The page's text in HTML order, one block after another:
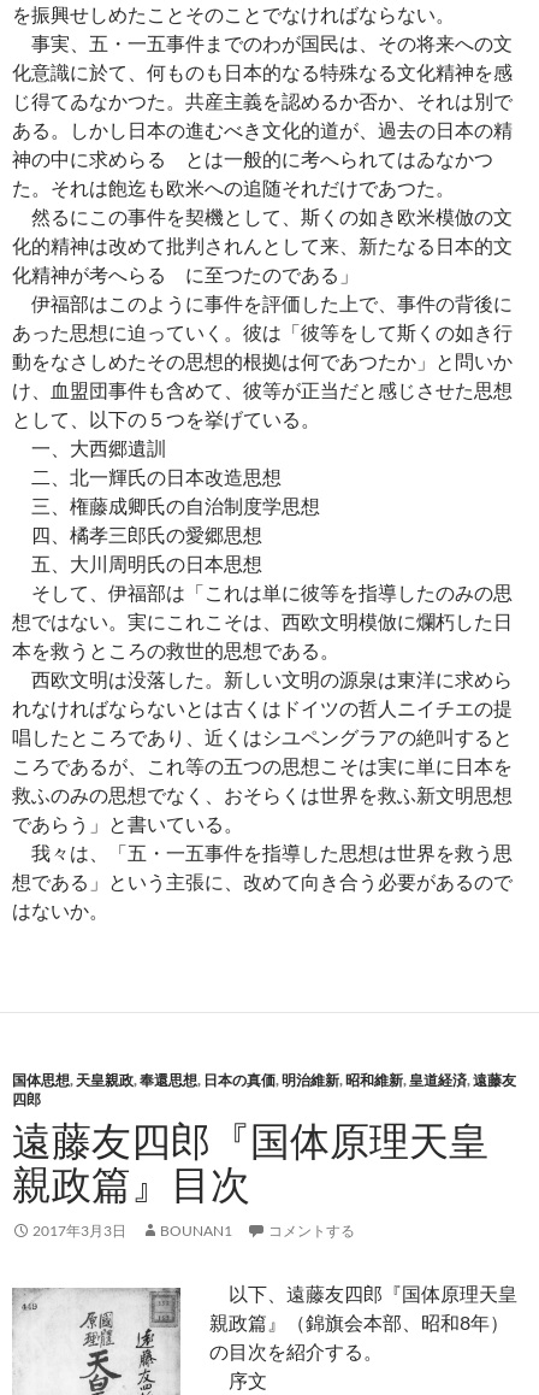
を振興せしめたことそのことでなければならない。
事実、五・一五事件までのわが国民は、その将来への文
化意識に於て、何ものも日本的なる特殊なる文化精神を感
じ得てゐなかつた。共産主義を認めるか否か、それは別で
ある。しかし日本の進むべき文化的道が、過去の日本の精
神の中に求めらるゝとは一般的に考へられてはゐなかつ
た。それは飽迄も欧米への追随それだけであつた。
然るにこの事件を契機として、斯くの如き欧米模倣の文
化的精神は改めて批判されんとして来、新たなる日本的文
化精神が考へらるゝに至つたのである」
伊福部はこのように事件を評価した上で、事件の背後に
あった思想に迫っていく。彼は「彼等をして斯くの如き行
動をなさしめたその思想的根拠は何であつたか」と問いか
け、血盟団事件も含めて、彼等が正当だと感じさせた思想
として、以下の５つを挙げている。
一、大西郷遺訓
二、北一輝氏の日本改造思想
三、権藤成卿氏の自治制度学思想
四、橘孝三郎氏の愛郷思想
五、大川周明氏の日本思想
そして、伊福部は「これは単に彼等を指導したのみの思
想ではない。実にこれこそは、西欧文明模倣に爛朽した日
本を救うところの救世的思想である。
西欧文明は没落した。新しい文明の源泉は東洋に求めら
れなければならないとは古くはドイツの哲人ニイチエの提
唱したところであり、近くはシユペングラアの絶叫すると
ころであるが、これ等の五つの思想こそは実に単に日本を
救ふのみの思想でなく、おそらくは世界を救ふ新文明思想
であらう」と書いている。
我々は、「五・一五事件を指導した思想は世界を救う思
想である」という主張に、改めて向き合う必要があるので
はないか。
国体思想, 天皇親政,奉還思想, 日本の真価, 明治維新,昭和維新, 皇道経済,遠藤友
四郎
遠藤友四郎『国体原理天皇
親政篇』目次
2017年3月3日 BOUNAN1 コメントする
以下、遠藤友四郎『国体原理天皇
親政篇』（錦旗会本部、昭和8年）
の目次を紹介する。
序文